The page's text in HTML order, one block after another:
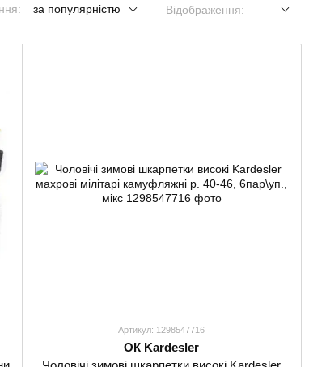
за популярністю Відображення:
Артикул: 1298547716
ОК Kardesler